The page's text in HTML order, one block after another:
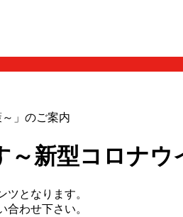
」のご案内
～新型コロナ
となります。
い合わせ下さい。